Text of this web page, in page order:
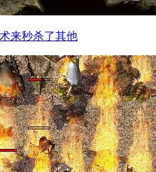
来秒杀了其他